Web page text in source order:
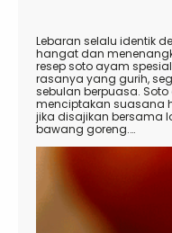
Lebaran selalu identik
hangat dan
resep soto ayam
rasanya yang gurih,
sebulan berpuasa.
menciptakan suasana
jika disajikan bersama
bawang goreng.…